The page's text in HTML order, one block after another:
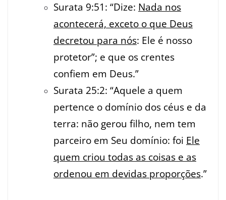
Surata 9:51: “Dize: Nada nos
acontecerá, exceto o que Deus
decretou para nós: Ele é nosso
protetor”; e que os crentes
confiem em Deus.”
Surata 25:2: “Aquele a quem
pertence o domínio dos céus e da
terra: não gerou filho, nem tem
parceiro em Seu domínio: foi Ele
quem criou todas as coisas e as
ordenou em devidas proporções.”